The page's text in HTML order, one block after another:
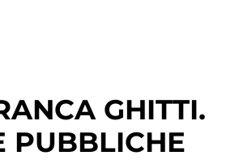
GHITTI.
PUBBLICHE